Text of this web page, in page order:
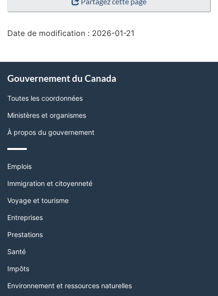
page"
Date de modification : 2026-01-21
propos
de
ce
Gouvernement du Canada
Toutes les coordonnées
Ministères et organismes
À propos du gouvernement
Thèmes
sujets
Emplois
Immigration et citoyenneté
Voyage et tourisme
Entreprises
Prestations
Santé
Impôts
Environnement et ressources naturelles